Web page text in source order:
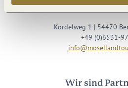
Kordelweg 1 | 54470
+49 (0)6531-
Wir sind